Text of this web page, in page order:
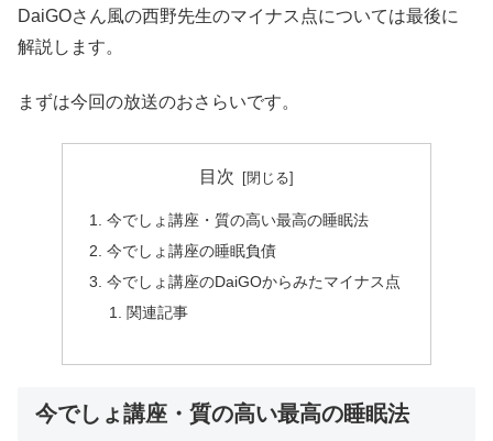
DaiGOさん風の西野先生のマイナス点については最後に
解説します。
まずは今回の放送のおさらいです。
目次
今でしょ講座・質の高い最高の睡眠法
今でしょ講座の睡眠負債
今でしょ講座のDaiGOからみたマイナス点
関連記事
今でしょ講座・質の高い最高の睡眠法